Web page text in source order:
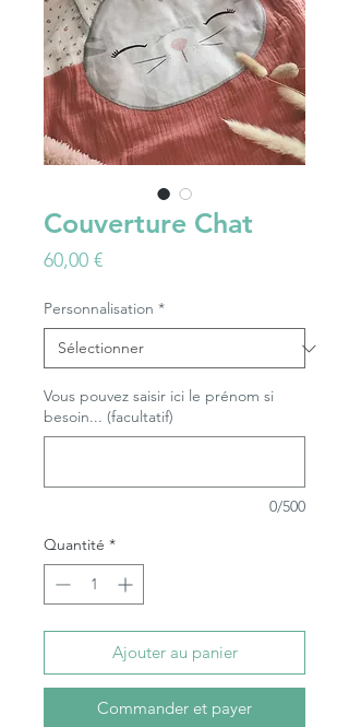
Couverture Chat
60,00 €Prix
Personnalisation *
Vous pouvez saisir ici le prénom si
besoin... (facultatif)
0/500
Quantité *
Ajouter au panier
Commander et payer